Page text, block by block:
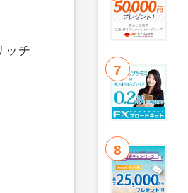
ッチ
7
8